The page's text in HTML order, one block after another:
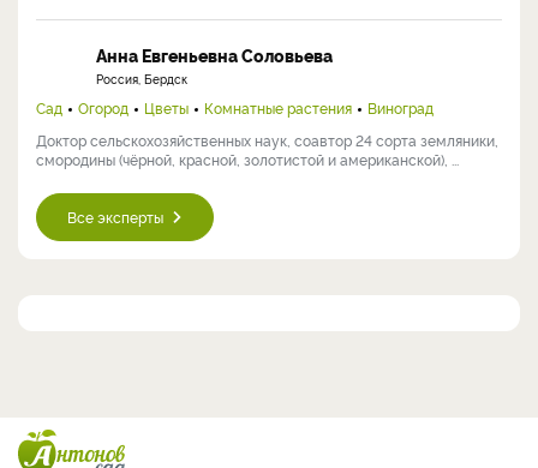
Анна Евгеньевна Соловьева
Россия, Бердск
Сад Огород Цветы Комнатные растения
Виноград
Доктор сельскохозяйственных наук, соавтор 24 сорта земляники,
смородины (чёрной, красной, золотистой и американской), ...
Все эксперты